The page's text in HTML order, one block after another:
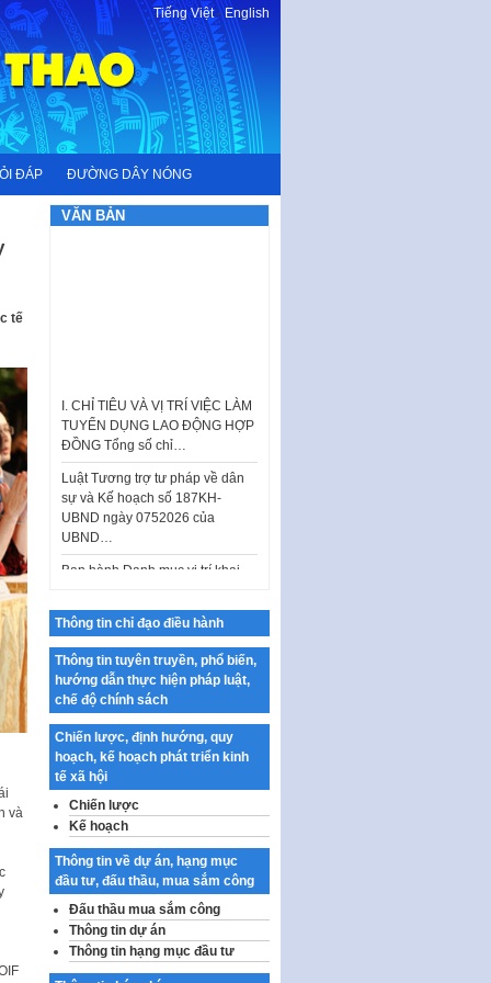
Tiếng Việt-English
ĐÁP ĐƯỜNG DÂY NÓNG
tế
và
VĂN BẢN
ĐỒNG Tổng số chỉ…
Luật Tương trợ tư pháp về dân
sự và Kế hoạch số 187KH-
UBND ngày 0752026 của
UBND…
Ban hành Danh mục vị trí khai
thác quảng cáo trên địa bàn
thành phố Hà Nội
Kế hoạch Tổ chức Cuộc thi
chính luận về bảo vệ nền tảng tư
tưởng của Đảng…
Công bố công khai dự toán kinh
phí xây dựng pháp luật, hoàn
thiện thể chế, chính…
Quy định về nghiên cứu, ứng
dụng khoa học, công nghệ, đổi
mới sáng tạo và chuyển…
Quy định chi tiết và hướng dẫn
lịch tư…
Sửa đổi, bổ sung một số nội
dung tại Nghị quyết số 30/NQ-
CP ngày 24 tháng 02…
Thông tin chỉ đạo điều hành
Thông tin tuyên truyền, phổ biến,
hướng dẫn thực hiện pháp luật,
chế độ chính sách
Chiến lược, định hướng, quy
hoạch, kế hoạch phát triển kinh
tế xã hội
Chiến lược
Kế hoạch
Thông tin về dự án, hạng mục
đầu tư, đấu thầu, mua sắm công
Đấu thầu mua sắm công
Thông tin dự án
Thông tin hạng mục đầu tư